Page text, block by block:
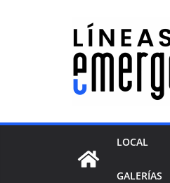
LOCAL
GALERÍAS